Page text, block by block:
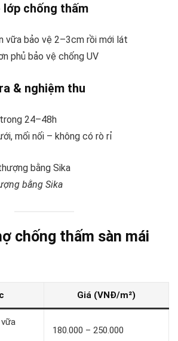
lớp chống thấm
vữa bảo vệ 2–3cm rồi mới lát
phủ bảo vệ chống UV
& nghiệm thu
24–48h
mối nối – không có rò rỉ
bằng Sika
chống thấm sàn mái
Giá (VNĐ/m²)
180.000 – 250.000